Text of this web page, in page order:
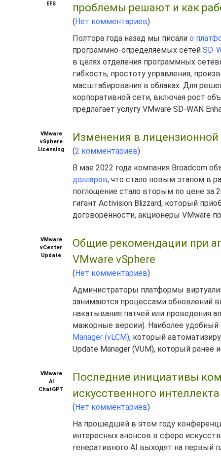
EFS
проблемы решают и как
(Нет комментариев)
Полтора года назад мы писали о
программно-определяемых сетей SD-
в целях отделения программных
гибкость, простоту управления,
масштабирования в облаках. Для
корпоративной сети, включая рост
предлагает услугу VMware SD-WAN
VMware
vSphere
Licensing
Изменения в лицензионной
(2 комментариев)
В мае 2022 года компания Broadcom
долларов, что стало новым этапом в
поглощение стало вторым по цене за
гигант Activision Blizzard, который
договорённости, акционеры VMware
VMware
vCenter
Update
Общие рекомендации при
VMware vSphere
(Нет комментариев)
Администраторы платформы
занимаются процессами обновлений
накатывания патчей или проведения
мажорные версии). Наиболее
Manager (vLCM), который
Update Manager (VUM), который ранее
VMware
AI
ChatGPT
Последние инициативы
искусственного интеллекта
(Нет комментариев)
На прошедшей в этом году
интересных анонсов в сфере
генеративного AI выходят на первый